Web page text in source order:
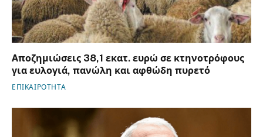
Αποζημιώσεις 38,1 εκατ. ευρώ σε κτηνοτρόφους
για ευλογιά, πανώλη και αφθώδη πυρετό
ΕΠΙΚΑΙΡΟΤΗΤΑ